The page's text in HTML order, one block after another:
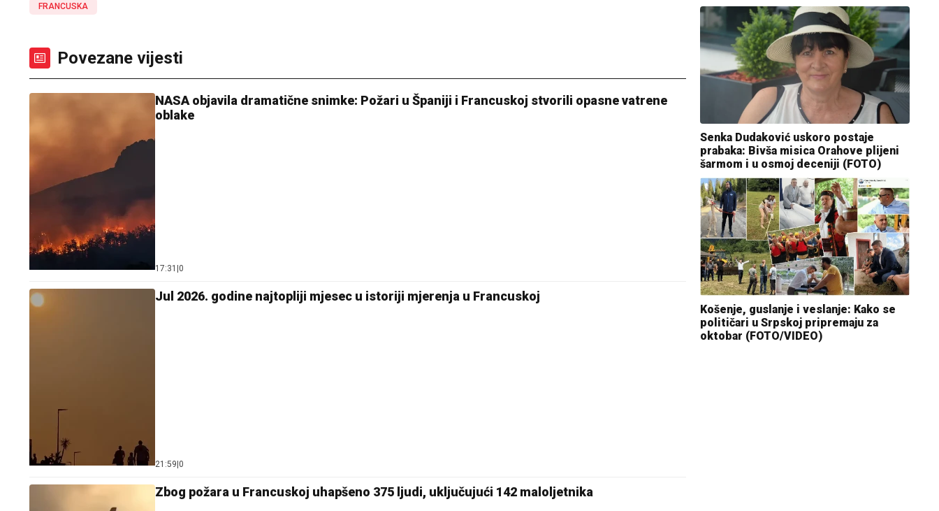
FRANCUSKA
Povezane vijesti
NASA objavila dramatične snimke: Požari u Španiji i Francuskoj stvorili opasne vatrene
oblake
17:31 0
Јul 2026. godine najtopliji mjesec u istoriji mjerenja u Francuskoj
21:59 0
Zbog požara u Francuskoj uhapšeno 375 ljudi, uključujući 142 maloljetnika
Senka Dudaković uskoro postaje
prabaka: Bivša misica Orahove plijeni
šarmom i u osmoj deceniji (FOTO)
Košenje, guslanje i veslanje: Kako se
političari u Srpskoj pripremaju za
oktobar (FOTO/VIDEO)